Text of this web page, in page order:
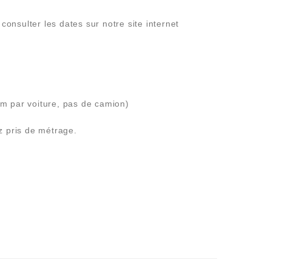
les dates sur notre site internet
par voiture, pas de camion)
de métrage.